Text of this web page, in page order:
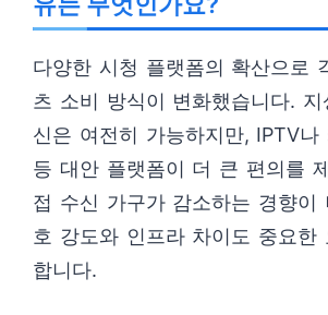
다양한 시청 플랫폼의 확산으로
츠 소비 방식이 변화했습니다.
신은 여전히 가능하지만, IPTV나
등 대안 플랫폼이 더 큰 편의를
접 수신 가구가 감소하는 경향이
호 강도와 인프라 차이도 중요한
합니다.